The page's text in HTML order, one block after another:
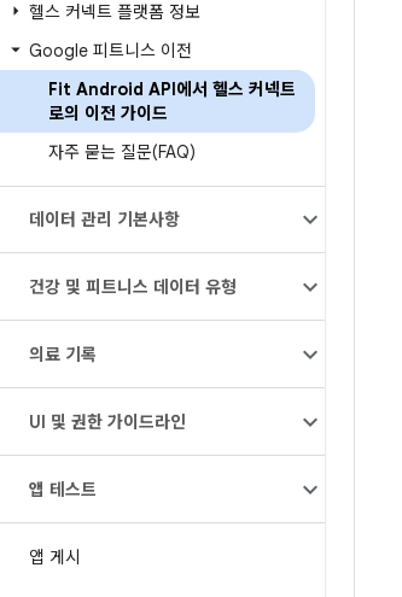
헬스 커넥트 플랫폼 정보
Google 피트니스 이전
Fit Android API에서 헬스 커넥트
로의 이전 가이드
자주 묻는 질문(FAQ)
데이터 관리 기본사항
건강 및 피트니스 데이터 유형
의료 기록
UI 및 권한 가이드라인
앱 테스트
앱 게시